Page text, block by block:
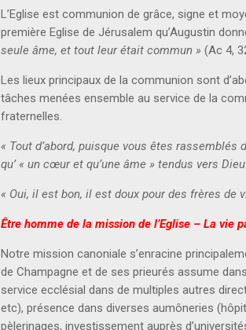
L’Eglise est communion de grâce, signe et
première Eglise de Jérusalem qu’Augustin
seule âme, et tout leur était commun » (Ac 4,
Les lieux principaux de la communion sont
tâches menées ensemble au service de la
fraternelles.
« Tout d’abord, puisque vous êtes rassemblés
qu’ « un cœur et qu’une âme » tendus vers Dieu
« Oui, il est bon, il est doux pour des frères de
Être homme de la mission de l’Eglise – La vie
Notre mission canoniale s’enracine
de Champagne et de ses prieurés assume
service ecclésial dans de multiples autres
etc), présence dans diverses aumôneries
pèlerinages, investissement auprès